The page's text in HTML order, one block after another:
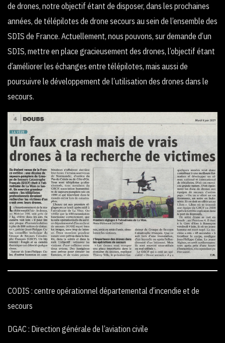
de drones, notre objectif étant de disposer, dans les prochaines
années, de télépilotes de drone secours au sein de l’ensemble des
SDIS de France. Actuellement, nous pouvons, sur demande d’un
SDIS, mettre en place gracieusement des drones, l’objectif étant
d’améliorer les échanges entre télépilotes, mais aussi de
poursuivre le développement de l’utilisation des drones dans le
secours.
CODIS : centre opérationnel départemental d’incendie et de
secours
DGAC : Direction générale de l’aviation civile